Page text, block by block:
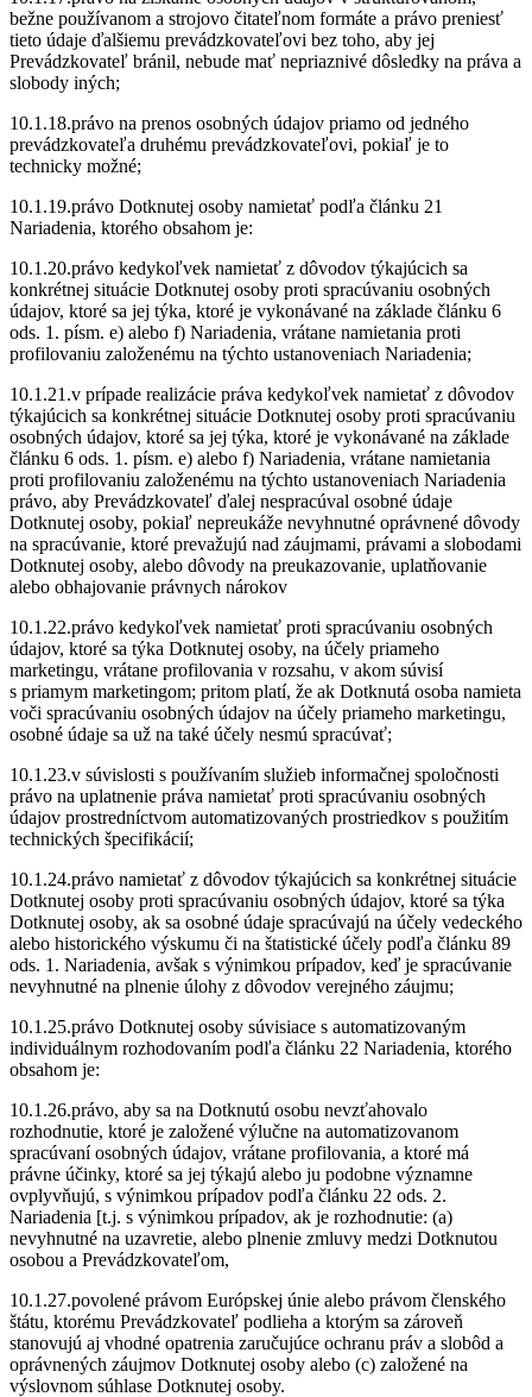
bežne používanom a strojovo čitateľnom formáte a právo preniesť
tieto údaje ďalšiemu prevádzkovateľovi bez toho, aby jej
Prevádzkovateľ bránil, nebude mať nepriaznivé dôsledky na práva a
slobody iných;
10.1.18.právo na prenos osobných údajov priamo od jedného
prevádzkovateľa druhému prevádzkovateľovi, pokiaľ je to
technicky možné;
10.1.19.právo Dotknutej osoby namietať podľa článku 21
Nariadenia, ktorého obsahom je:
10.1.20.právo kedykoľvek namietať z dôvodov týkajúcich sa
konkrétnej situácie Dotknutej osoby proti spracúvaniu osobných
údajov, ktoré sa jej týka, ktoré je vykonávané na základe článku 6
ods. 1. písm. e) alebo f) Nariadenia, vrátane namietania proti
profilovaniu založenému na týchto ustanoveniach Nariadenia;
10.1.21.v prípade realizácie práva kedykoľvek namietať z dôvodov
týkajúcich sa konkrétnej situácie Dotknutej osoby proti spracúvaniu
osobných údajov, ktoré sa jej týka, ktoré je vykonávané na základe
článku 6 ods. 1. písm. e) alebo f) Nariadenia, vrátane namietania
proti profilovaniu založenému na týchto ustanoveniach Nariadenia
právo, aby Prevádzkovateľ ďalej nespracúval osobné údaje
Dotknutej osoby, pokiaľ nepreukáže nevyhnutné oprávnené dôvody
na spracúvanie, ktoré prevažujú nad záujmami, právami a slobodami
Dotknutej osoby, alebo dôvody na preukazovanie, uplatňovanie
alebo obhajovanie právnych nárokov
10.1.22.právo kedykoľvek namietať proti spracúvaniu osobných
údajov, ktoré sa týka Dotknutej osoby, na účely priameho
marketingu, vrátane profilovania v rozsahu, v akom súvisí
s priamym marketingom; pritom platí, že ak Dotknutá osoba namieta
voči spracúvaniu osobných údajov na účely priameho marketingu,
osobné údaje sa už na také účely nesmú spracúvať;
10.1.23.v súvislosti s používaním služieb informačnej spoločnosti
právo na uplatnenie práva namietať proti spracúvaniu osobných
údajov prostredníctvom automatizovaných prostriedkov s použitím
technických špecifikácií;
10.1.24.právo namietať z dôvodov týkajúcich sa konkrétnej situácie
Dotknutej osoby proti spracúvaniu osobných údajov, ktoré sa týka
Dotknutej osoby, ak sa osobné údaje spracúvajú na účely vedeckého
alebo historického výskumu či na štatistické účely podľa článku 89
ods. 1. Nariadenia, avšak s výnimkou prípadov, keď je spracúvanie
nevyhnutné na plnenie úlohy z dôvodov verejného záujmu;
10.1.25.právo Dotknutej osoby súvisiace s automatizovaným
individuálnym rozhodovaním podľa článku 22 Nariadenia, ktorého
obsahom je:
10.1.26.právo, aby sa na Dotknutú osobu nevzťahovalo
rozhodnutie, ktoré je založené výlučne na automatizovanom
spracúvaní osobných údajov, vrátane profilovania, a ktoré má
právne účinky, ktoré sa jej týkajú alebo ju podobne významne
ovplyvňujú, s výnimkou prípadov podľa článku 22 ods. 2.
Nariadenia [t.j. s výnimkou prípadov, ak je rozhodnutie: (a)
nevyhnutné na uzavretie, alebo plnenie zmluvy medzi Dotknutou
osobou a Prevádzkovateľom,
10.1.27.povolené právom Európskej únie alebo právom členského
štátu, ktorému Prevádzkovateľ podlieha a ktorým sa zároveň
stanovujú aj vhodné opatrenia zaručujúce ochranu práv a slobôd a
oprávnených záujmov Dotknutej osoby alebo (c) založené na
výslovnom súhlase Dotknutej osoby.